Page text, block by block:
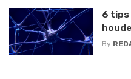
6 tips
By